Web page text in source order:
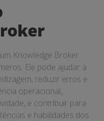
Knowledge Broker
Ele pode ajudar a
reduzir erros e
operacional,
e contribuir para
e habilidades dos